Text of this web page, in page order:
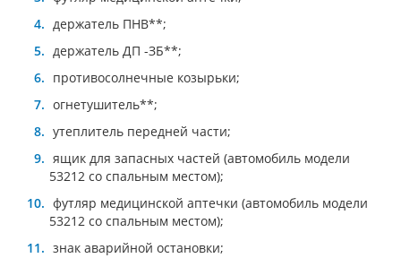
держатель ПНВ**;
держатель ДП -ЗБ**;
противосолнечные козырьки;
огнетушитель**;
утеплитель передней части;
ящик для запасных частей (автомобиль модели
53212 со спальным местом);
футляр медицинской аптечки (автомобиль модели
53212 со спальным местом);
знак аварийной остановки;